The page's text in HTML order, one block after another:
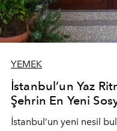
YEMEK
İstanbul’un Yaz
Şehrin En Yeni
İstanbul’un yeni nesil